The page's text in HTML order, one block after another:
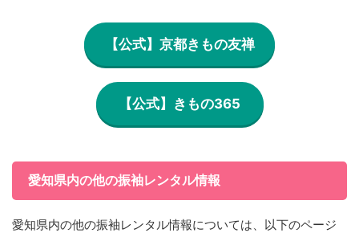
【公式】京都きもの友禅
【公式】きもの365
愛知県内の他の振袖レンタル情報
愛知県内の他の振袖レンタル情報については、以下のページ